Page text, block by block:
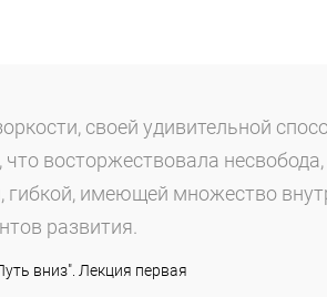
своей удивительной
восторжествовала
гибкой, имеющей множество
развития.
вниз". Лекция первая